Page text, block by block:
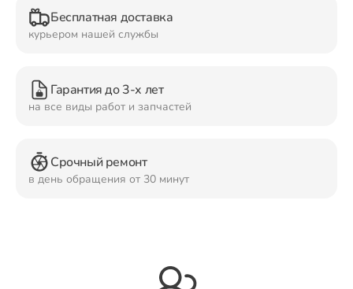
Бесплатная доставка
курьером нашей службы
Гарантия до 3-х лет
на все виды работ и запчастей
Срочный ремонт
в день обращения от 30 минут
Ремонт Мониторов
Ремонт Домашних кинотеатров
Ремонт Наушников